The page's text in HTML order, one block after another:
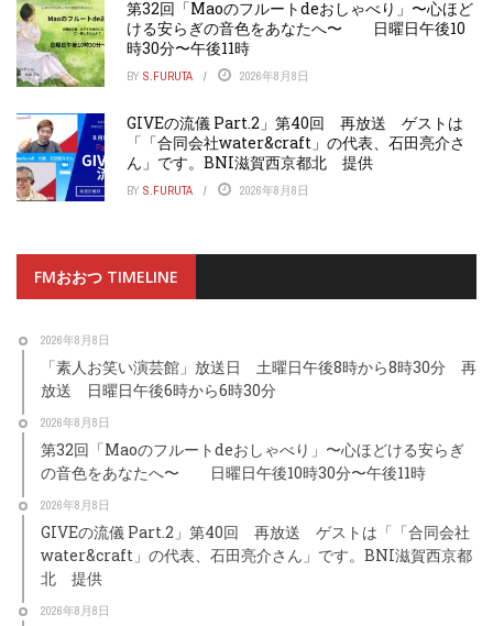
第32回「Maoのフルートdeおしゃべり」〜心ほど
ける安らぎの音色をあなたへ〜 日曜日午後10
時30分〜午後11時
BY S.FURUTA 2026年8月8日
GIVEの流儀 Part.2」第40回 再放送 ゲストは
「「合同会社water&craft」の代表、石田亮介さ
ん」です。BNI滋賀西京都北 提供
BY S.FURUTA 2026年8月8日
FMおおつ TIMELINE
2026年8月8日
「素人お笑い演芸館」放送日 土曜日午後8時から8時30分 再
放送 日曜日午後6時から6時30分
2026年8月8日
第32回「Maoのフルートdeおしゃべり」〜心ほどける安らぎ
の音色をあなたへ〜 日曜日午後10時30分〜午後11時
2026年8月8日
GIVEの流儀 Part.2」第40回 再放送 ゲストは「「合同会社
water&craft」の代表、石田亮介さん」です。BNI滋賀西京都
北 提供
2026年8月8日